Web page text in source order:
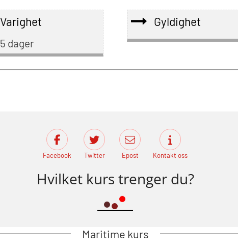
Varighet
5 dager
Gyldighet
Facebook Twitter Epost Kontakt oss
Hvilket kurs trenger du?
Maritime kurs